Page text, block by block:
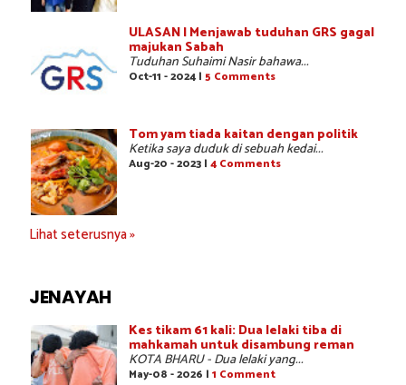
ULASAN | Menjawab tuduhan GRS gagal
majukan Sabah
Tuduhan Suhaimi Nasir bahawa...
Oct-11 - 2024 | 5 Comments
Tom yam tiada kaitan dengan politik
Ketika saya duduk di sebuah kedai...
Aug-20 - 2023 | 4 Comments
Lihat seterusnya »
JENAYAH
Kes tikam 61 kali: Dua lelaki tiba di
mahkamah untuk disambung reman
KOTA BHARU - Dua lelaki yang...
May-08 - 2026 | 1 Comment